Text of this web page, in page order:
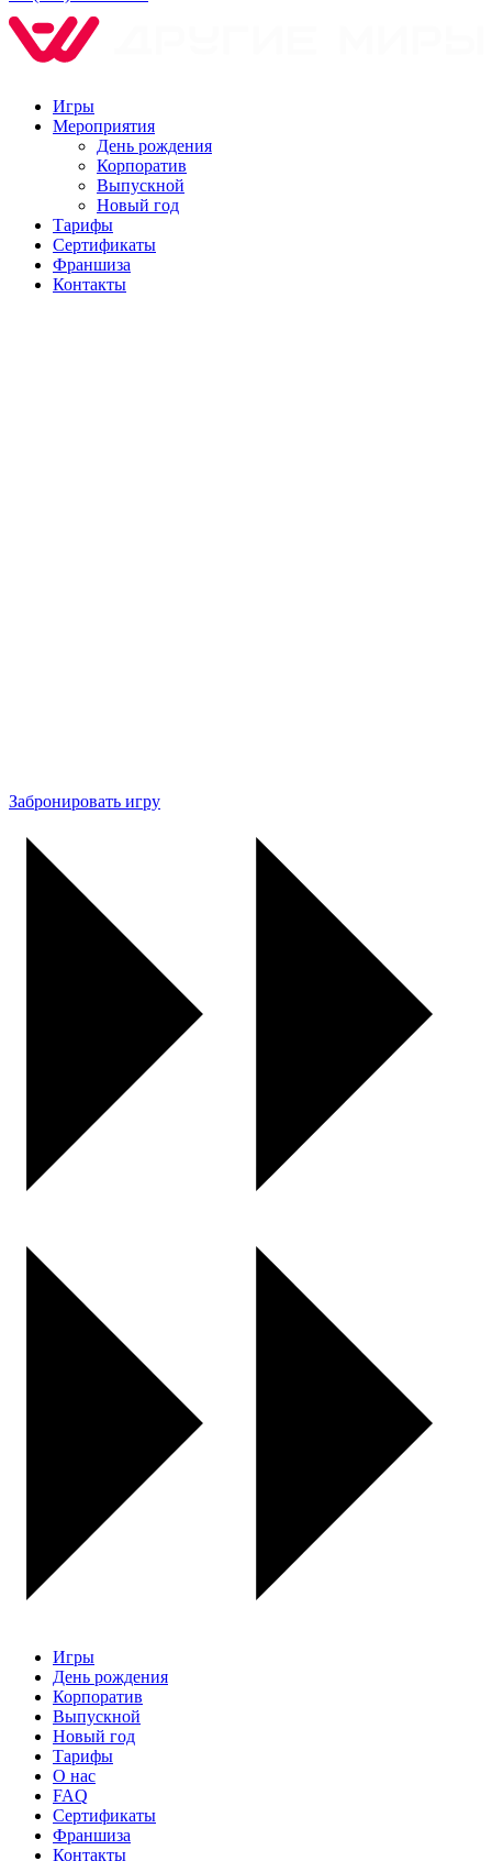
Игры
Мероприятия
День рождения
Корпоратив
Выпускной
Новый год
Тарифы
Сертификаты
Франшиза
Контакты
Забронировать игру
Игры
День рождения
Корпоратив
Выпускной
Новый год
Тарифы
О нас
FAQ
Сертификаты
Франшиза
Контакты